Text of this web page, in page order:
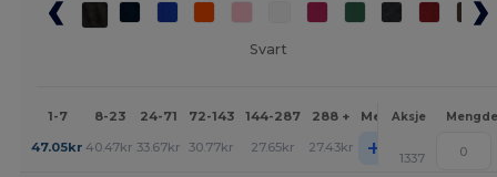
Svart
1-7 8-23 24-71 72-143 144-287 288 + Mer Aksje Mengde
47.05kr 40.47kr 33.67kr 30.77kr 27.65kr 27.43kr + 1337